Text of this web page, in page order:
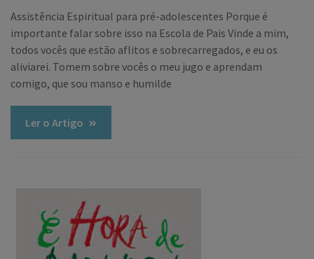
Assistência Espiritual para pré-adolescentes Porque é
importante falar sobre isso na Escola de Pais Vinde a mim,
todos vocês que estão aflitos e sobrecarregados, e eu os
aliviarei. Tomem sobre vocês o meu jugo e aprendam
comigo, que sou manso e humilde
Ler o Artigo